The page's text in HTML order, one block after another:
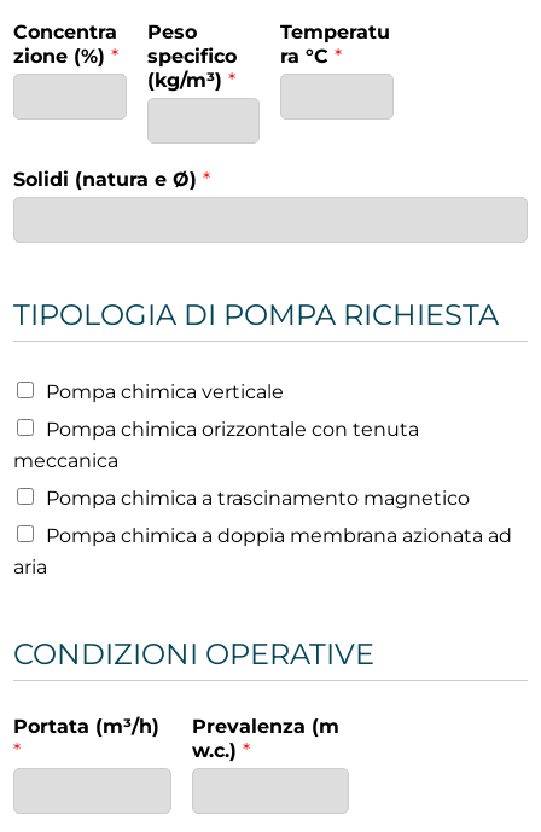
Concentra
zione (%)*
Peso
specifico
(kg/m³) *
Temperatu
ra °C*
Solidi (natura e Ø)*
TIPOLOGIA DI POMPA RICHIESTA
Pompa chimica verticale
Pompa chimica orizzontale con tenuta
meccanica
Pompa chimica a trascinamento magnetico
Pompa chimica a doppia membrana azionata ad
aria
CONDIZIONI OPERATIVE
Portata (m³/h)
*
Prevalenza (m
w.c.) *